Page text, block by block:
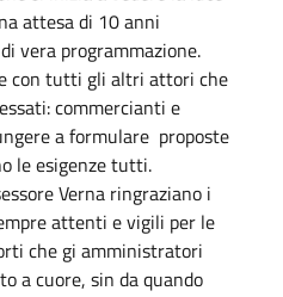
attesa di 10 anni
vera programmazione.
con tutti gli altri attori che
commercianti e
a formulare proposte
le esigenze tutti.
Verna ringraziano i
attenti e vigili per le
che gi amministratori
a cuore, sin da quando